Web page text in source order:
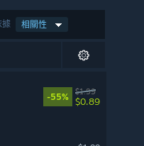
據 相關性
-55%
$1.99
$0.89